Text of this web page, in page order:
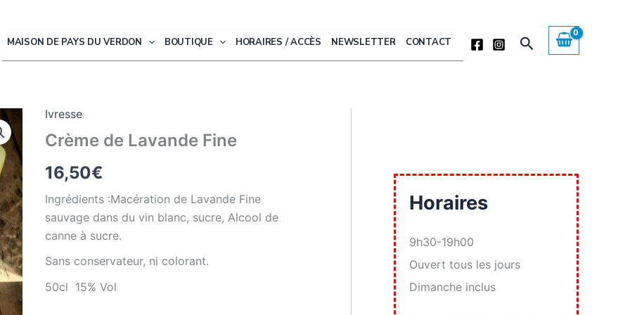
MAISON DE PAYS DU VERDON BOUTIQUE HORAIRES / ACCÈS NEWSLETTER CONTACT Rechercher
Ivresse
Crème de Lavande Fine
16,50€
Ingrédients :Macération de Lavande Fine
sauvage dans du vin blanc, sucre, Alcool de
canne à sucre.
Sans conservateur, ni colorant.
50cl 15% Vol
Horaires
9h30-19h00
Ouvert tous les jours
Dimanche inclus